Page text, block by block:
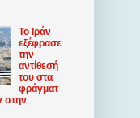
Το Ιράν
εξέφρασε
την
αντίθεσή
του στα
φράγματ
στην